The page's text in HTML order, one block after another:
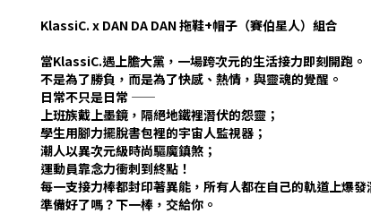
KlassiC. x DAN DA DAN 拖鞋+帽子（賽伯星人）組合
當KlassiC.遇上膽大黨，一場跨次元的生活接力即刻開跑。
不是為了勝負，而是為了快感、熱情，與靈魂的覺醒。
日常不只是日常 ——
上班族戴上墨鏡，隔絕地鐵裡潛伏的怨靈；
學生用腳力擺脫書包裡的宇宙人監視器；
潮人以異次元級時尚驅魔鎮煞；
運動員靠念力衝刺到終點！
每一支接力棒都封印著異能，所有人都在自己的軌道上爆發
準備好了嗎？下一棒，交給你。